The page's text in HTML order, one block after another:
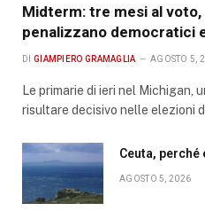
Midterm: tre mesi al
penalizzano democratici
DI GIAMPIERO GRAMAGLIA AGOSTO 5,
Le primarie di ieri nel Michigan,
risultare decisivo nelle elezioni
Ceuta, perché
AGOSTO 5, 2026